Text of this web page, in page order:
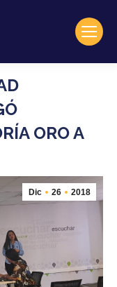
ORO A
Dic 26 2018